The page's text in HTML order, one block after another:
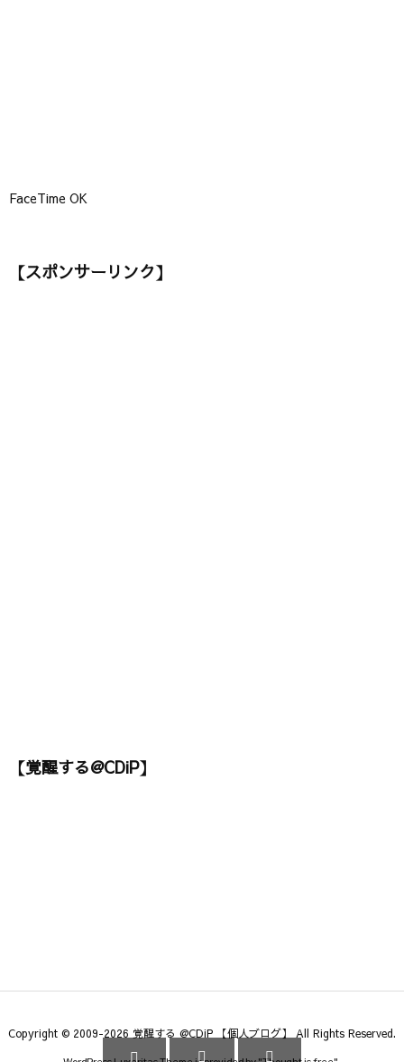
FaceTime OK
【スポンサーリンク】
【覚醒する@CDiP】
Copyright © 2009-2026 覚醒する @CDiP 【個人ブログ】 All Rights Reserved.
  